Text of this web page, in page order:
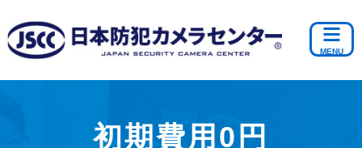
初期費用0円